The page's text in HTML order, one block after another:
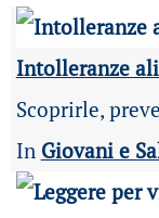
Intolleranze
Scoprirle,
In Giovani e